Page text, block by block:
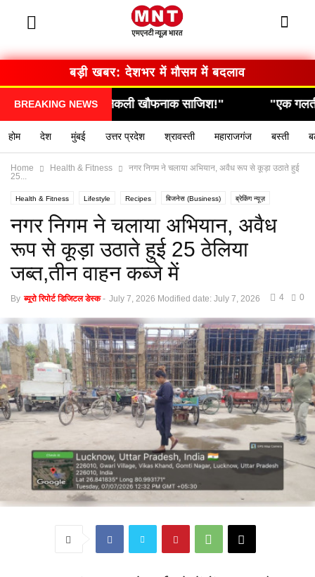
बड़ी खबर: देशभर में मौसम में बदलाव
BREAKING NEWS
"एक गलती और सब कुछ खत्म… देखिए कैसे हुआ हादसा!"
होम देश मुंबई उत्तर प्रदेश श्रावस्ती महाराजगंज बस्ती
Home Health & Fitness
नगर निगम ने चलाया अ​भियान, अवैध रूप से कूड़ा उठाते हुई
25...
Health & Fitness Lifestyle Recipes बिजनेस (Business) ब्रेकिंग न्यूज़
मनोरंजन (Entertainment) स्वास्थ्य (Health)
नगर निगम ने चलाया अ​भियान, अवैध
रूप से कूड़ा उठाते हुई 25 ठेलिया
जब्त,तीन वाहन कब्जे में
By ब्यूरो रिपोर्ट डिजिटल डेस्क - July 7, 2026 Modified date: July 7, 2026 0
4